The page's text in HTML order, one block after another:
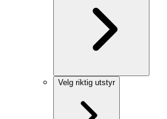
Velg riktig utstyr